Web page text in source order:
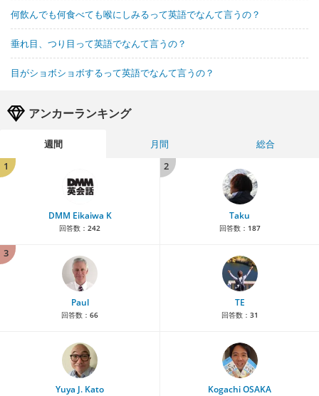
何飲んでも何食べても喉にしみるって英語でなんて言うの？
垂れ目、つり目って英語でなんて言うの？
目がショボショボするって英語でなんて言うの？
アンカーランキング
週間 月間
総合
1
DMM Eikaiwa K
回答数： 242
2
Taku
回答数： 187
3
Paul
回答数： 66
TE
回答数： 31
Yuya J. Kato Kogachi OSAKA